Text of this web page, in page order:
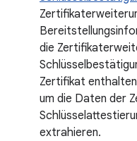
die
Zertifikat enthalten
um die Daten der
extrahieren.